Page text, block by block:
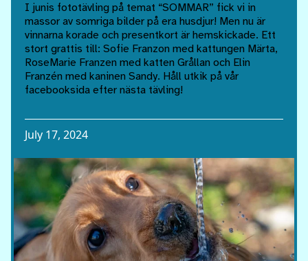
I junis fototävling på temat “SOMMAR” fick vi in
massor av somriga bilder på era husdjur! Men nu är
vinnarna korade och presentkort är hemskickade. Ett
stort grattis till: Sofie Franzon med kattungen Märta,
RoseMarie Franzen med katten Grållan och Elin
Franzén med kaninen Sandy. Håll utkik på vår
facebooksida efter nästa tävling!
July 17, 2024